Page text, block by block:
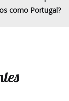
como Portugal?